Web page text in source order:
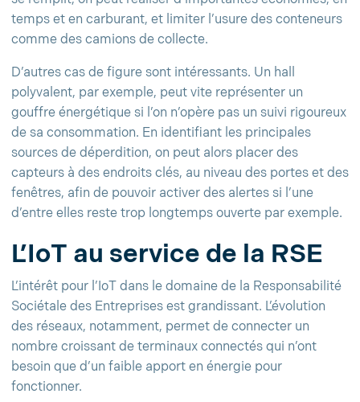
temps et en carburant, et limiter l’usure des conteneurs
comme des camions de collecte.
D’autres cas de figure sont intéressants. Un hall
polyvalent, par exemple, peut vite représenter un
gouffre énergétique si l’on n’opère pas un suivi rigoureux
de sa consommation. En identifiant les principales
sources de déperdition, on peut alors placer des
capteurs à des endroits clés, au niveau des portes et des
fenêtres, afin de pouvoir activer des alertes si l’une
d’entre elles reste trop longtemps ouverte par exemple.
L’IoT au service de la RSE
L’intérêt pour l’IoT dans le domaine de la Responsabilité
Sociétale des Entreprises est grandissant. L’évolution
des réseaux, notamment, permet de connecter un
nombre croissant de terminaux connectés qui n’ont
besoin que d’un faible apport en énergie pour
fonctionner.